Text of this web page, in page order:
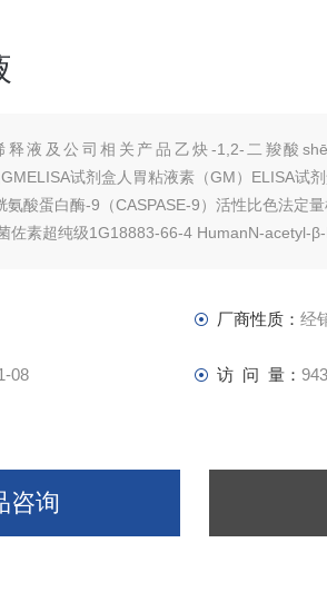
释液及公司相关产品乙炔-1,2-二羧酸
试剂盒人胃粘液素（GM）ELISA试
氨酸蛋白酶-9（CASPASE-9）活性比色法定
佐素超纯级1G18883-66-4 HumanN-acetyl-
厂商性质： 经
08 访 问 量： 943
咨询